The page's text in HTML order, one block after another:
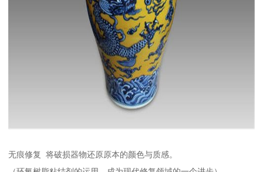
无痕修复 将破损器物还原原本的颜色与质感。